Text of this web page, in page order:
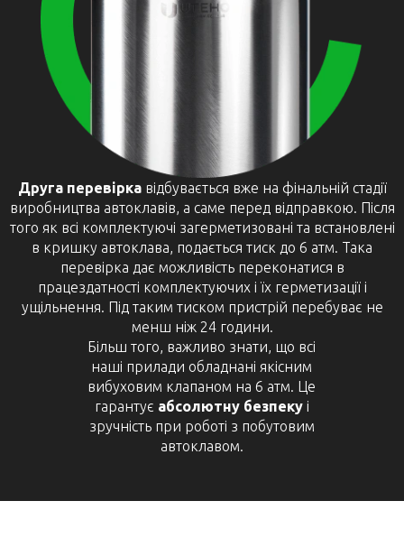
Друга перевіркавідбувається вже на фінальній стадії
виробництва автоклавів, а саме перед відправкою. Після
того як всі комплектуючі загерметизовані та встановлені
в кришку автоклава, подається тиск до 6 атм. Така
перевірка дає можливість переконатися в
працездатності комплектуючих і їх герметизації і
ущільнення. Під таким тиском пристрій перебуває не
менш ніж 24 години.
Більш того, важливо знати, що всі
наші прилади обладнані якісним
вибуховим клапаном на 6 атм. Це
гарантує абсолютну безпекуі
зручність при роботі з побутовим
автоклавом.